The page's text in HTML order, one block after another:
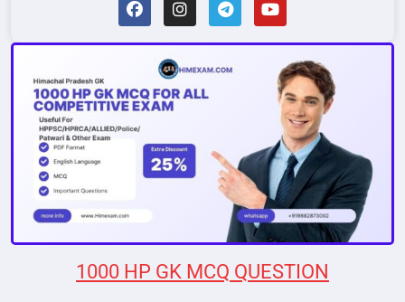
1000 HP GK MCQ QUESTION